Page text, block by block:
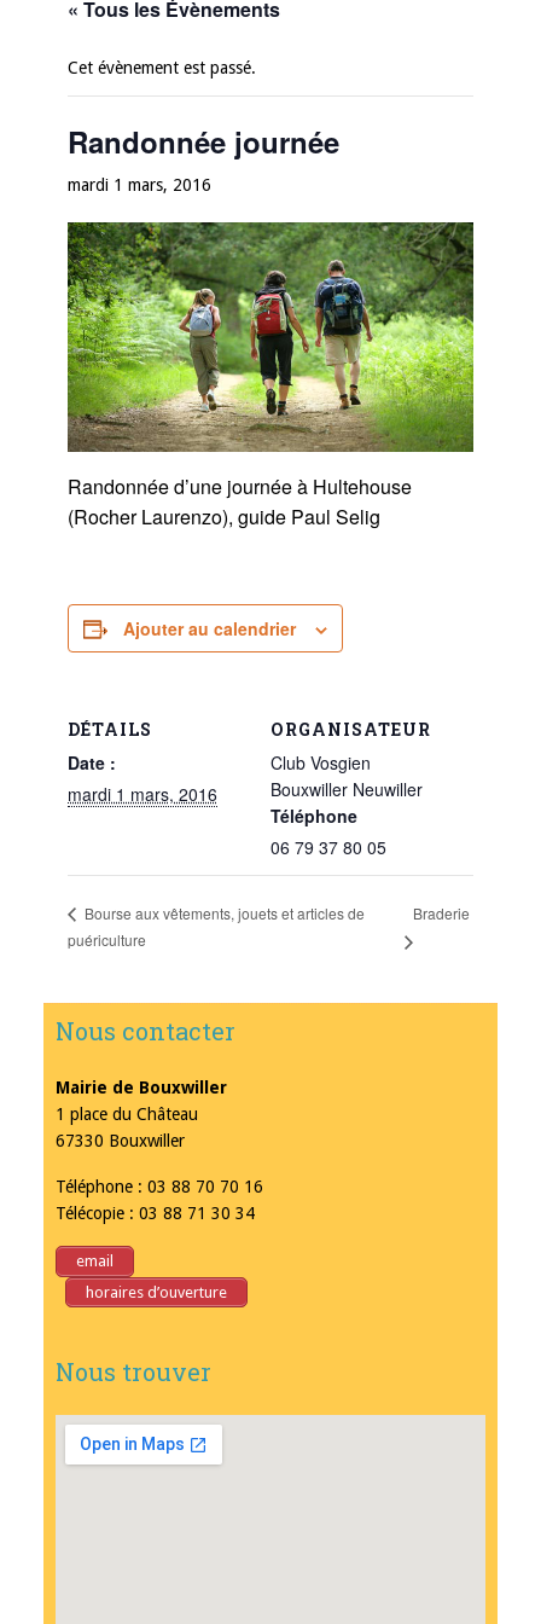
« Tous les Évènements
Cet évènement est passé.
Randonnée journée
mardi 1 mars, 2016
Randonnée d’une journée à Hultehouse
(Rocher Laurenzo), guide Paul Selig
Ajouter au calendrier
DÉTAILS
Date :
mardi 1 mars, 2016
ORGANISATEUR
Club Vosgien
Bouxwiller Neuwiller
Téléphone
06 79 37 80 05
Bourse aux vêtements, jouets et articles de
puériculture
Braderie
Nous contacter
Mairie de Bouxwiller
1 place du Château
67330 Bouxwiller
Téléphone : 03 88 70 70 16
Télécopie : 03 88 71 30 34
email
horaires d’ouverture
Nous trouver